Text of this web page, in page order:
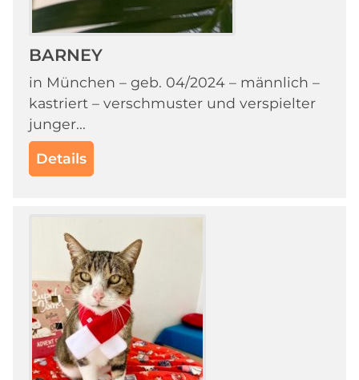
BARNEY
in München – geb. 04/2024 – männlich –
kastriert – verschmuster und verspielter
junger...
Details